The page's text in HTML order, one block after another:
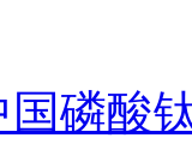
国磷酸